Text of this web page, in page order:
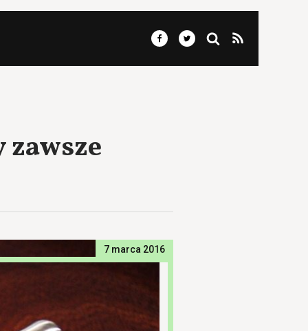
zawsze
7 marca 2016